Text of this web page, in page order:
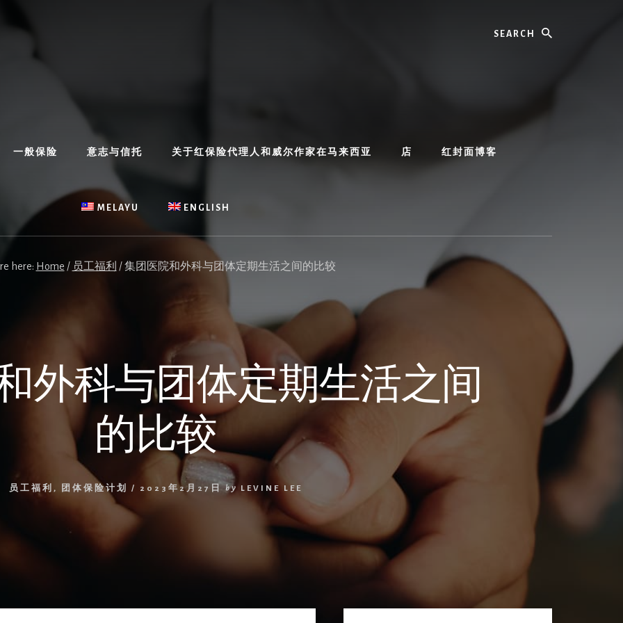
一般保险 意志与信托 关于红保险代理人和威尔作家在马来西亚 店 红封面博客
MELAYU ENGLISH
here: Home / 员工福利 /集团医院和外科与团体定期生活之间的比较
外科与团体定期生活之间
的比较
员工福利 , 团体保险计划 / 2023年2月27日 by LEVINE LEE